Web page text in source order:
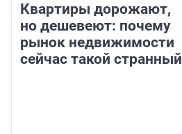
Квартиры дорожают,
но дешевеют: почему
рынок недвижимости
сейчас такой странный